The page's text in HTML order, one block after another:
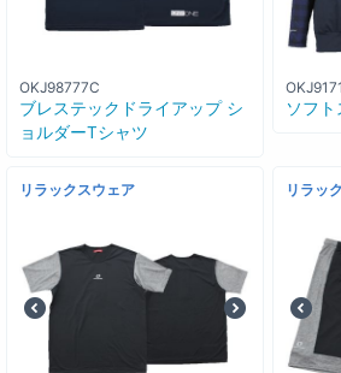
OKJ98777C
ブレステックドライアップ シ
ョルダーTシャツ
ソフ
リラックスウェア リラッ